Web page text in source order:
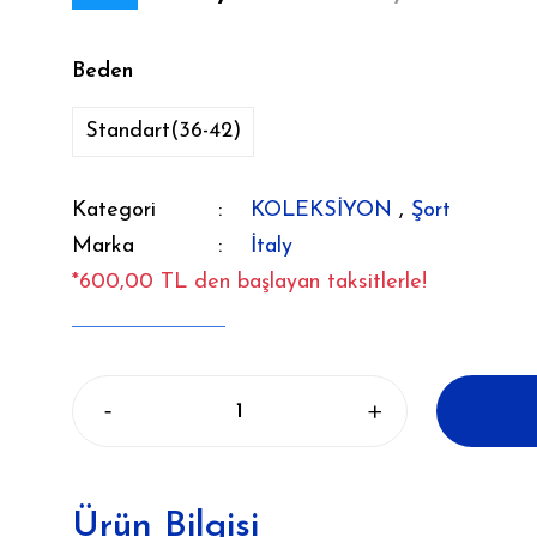
Beden
Standart(36-42)
Kategori KOLEKSİYON , Şort
Marka
İtaly
*600,00 TL den başlayan taksitlerle!
Ürün Bilgisi